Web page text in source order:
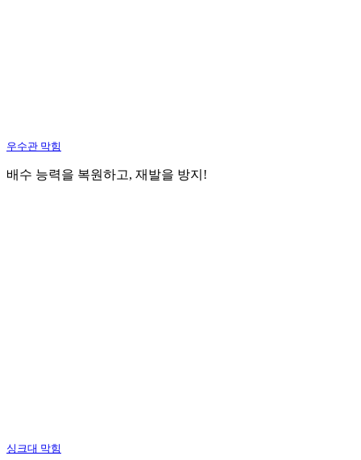
우수관 막힘
배수 능력을 복원하고, 재발을 방지!
싱크대 막힘